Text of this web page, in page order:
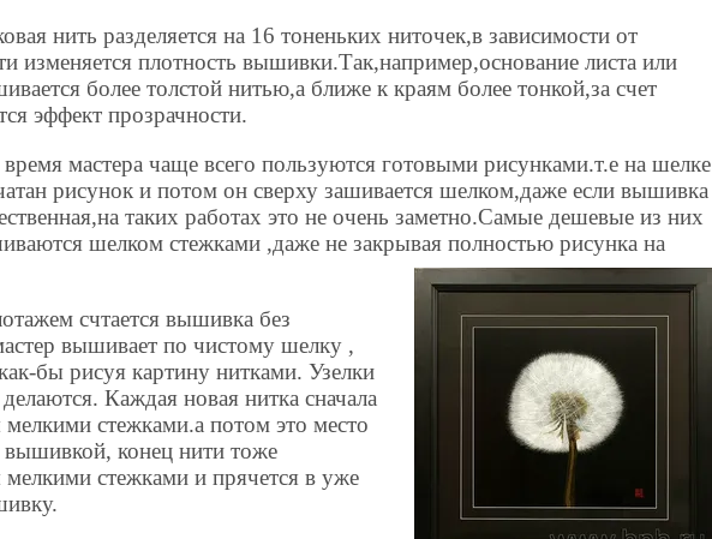
нить разделяется на 16 тоненьких ниточек,в зависимости от
изменяется плотность вышивки.Так,например,основание листа или
более толстой нитью,а ближе к краям более тонкой,за счет
эффект прозрачности.
мастера чаще всего пользуются готовыми рисунками.т.е на шелке
рисунок и потом он сверху зашивается шелком,даже если вышивка
таких работах это не очень заметно.Самые дешевые из них
шелком стежками ,даже не закрывая полностью рисунка на
счтается вышивка без
вышивает по чистому шелку ,
бы рисуя картину нитками. Узелки
Каждая новая нитка сначала
мелкими стежками.а потом это место
вышивкой, конец нити тоже
мелкими стежками и прячется в уже